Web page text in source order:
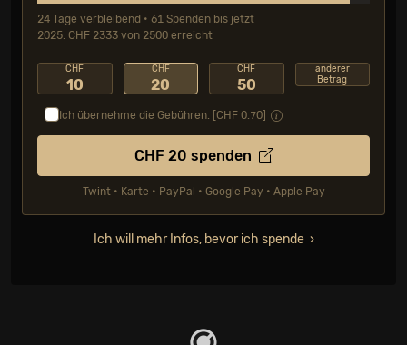
24 Tage verbleibend • 61 Spenden bis jetzt
2025: CHF 2333 von 2500 erreicht
CHF
10
CHF
20
CHF
50
anderer
Betrag
Ich übernehme die Gebühren. [CHF 0.70
CHF 20 spenden
Twint • Karte • PayPal • Google Pay • Apple Pay
Ich will mehr Infos, bevor ich spende